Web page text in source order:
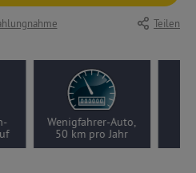
Teilen
Wenigfahrer-Auto,
50 km pro Jahr